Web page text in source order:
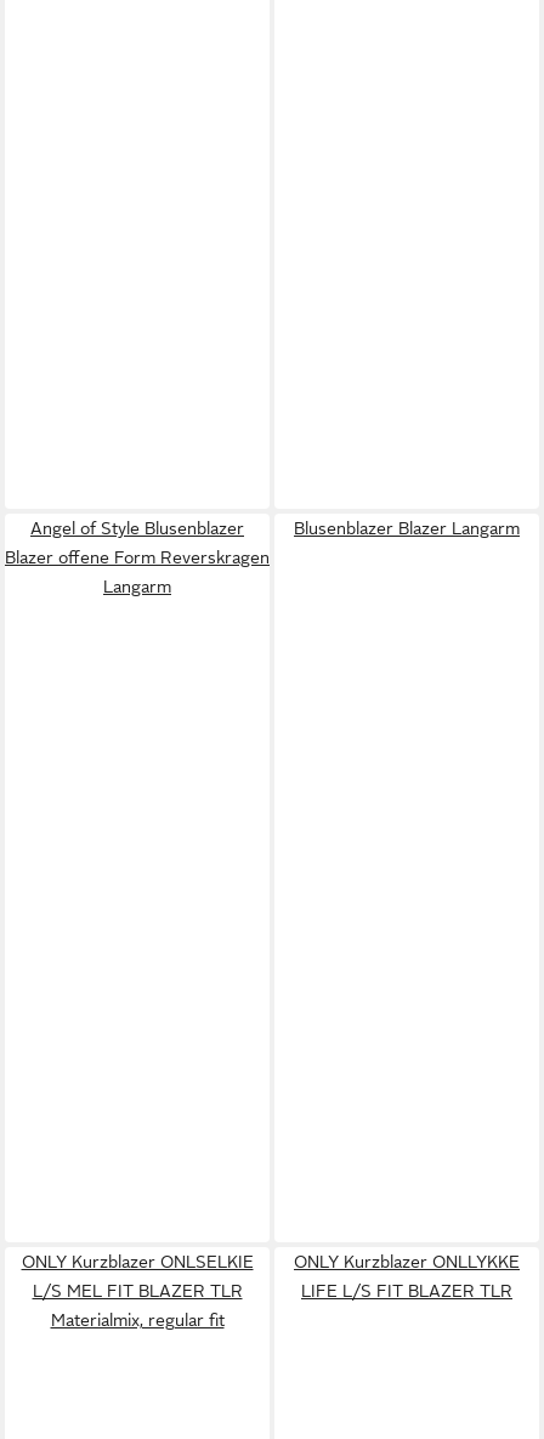
Angel of Style Blusenblazer
Blazer offene Form Reverskragen
Langarm
Blusenblazer Blazer Langarm
ONLY Kurzblazer ONLSELKIE
L/S MEL FIT BLAZER TLR
Materialmix, regular fit
ONLY Kurzblazer ONLLYKKE
LIFE L/S FIT BLAZER TLR